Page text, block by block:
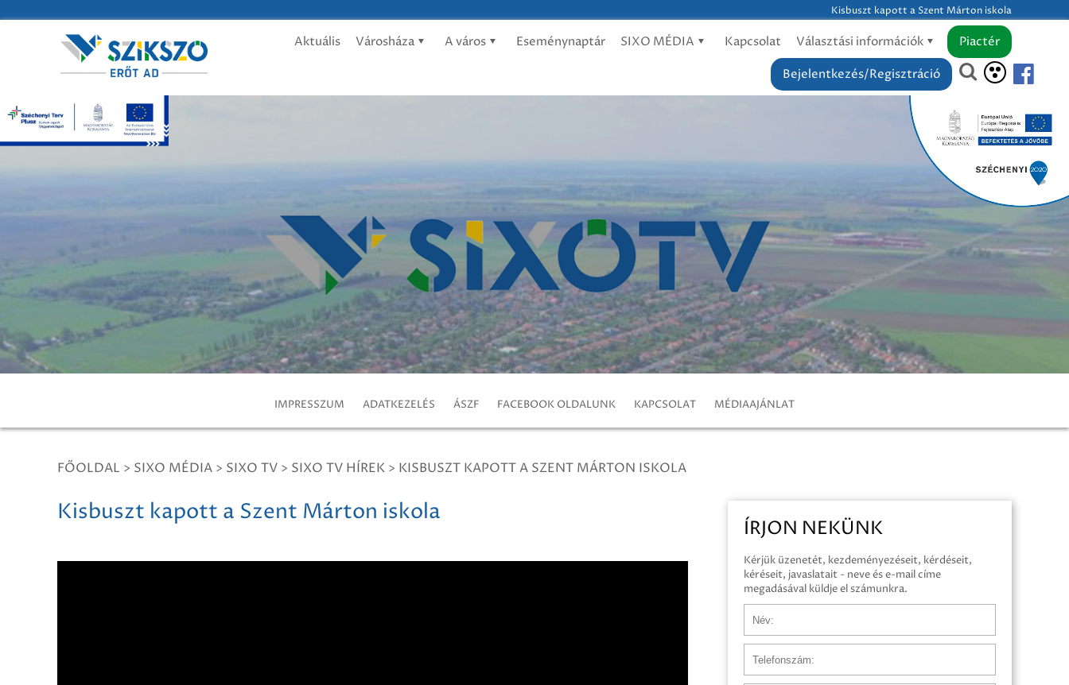
Kisbuszt kapott a Szent Márton iskola
Aktuális Városháza A város Eseménynaptár SIXO MÉDIA Kapcsolat Választási információk
Piactér
Bejelentkezés/Regisztráció
IMPRESSZUM ADATKEZELÉS ÁSZF FACEBOOK OLDALUNK KAPCSOLAT MÉDIAAJÁNLAT
FŐOLDAL > SIXO MÉDIA > SIXO TV > SIXO TV HÍREK > KISBUSZT KAPOTT A SZENT MÁRTON ISKOLA
Kisbuszt kapott a Szent Márton iskola
ÍRJON NEKÜNK
Kérjük üzenetét, kezdeményezéseit, kérdéseit,
kéréseit, javaslatait - neve és e-mail címe
megadásával küldje el számunkra.